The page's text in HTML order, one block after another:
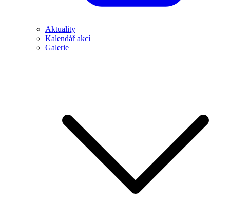
Aktuality
Kalendář akcí
Galerie